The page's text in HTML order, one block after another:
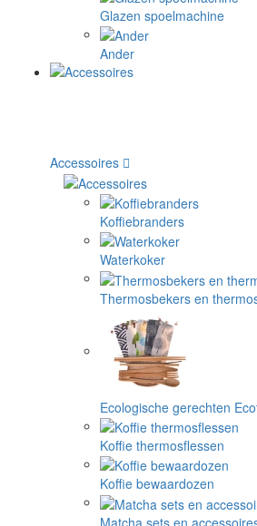
Glazen spoelmachine
Ander
Accessoires
Koffiebranders
Waterkoker
Thermosbekers en
Ecologische gerechten
Koffie thermosflessen
Koffie bewaardozen
Matcha sets en